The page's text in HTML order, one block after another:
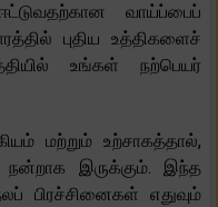
வாய்ப்பைப்
புதிய உத்திகளைச்
உங்கள் நற்பெயர்
மற்றும் உற்சாகத்தால்,
இருக்கும். இந்த
பிரச்சினைகள் எதுவும்